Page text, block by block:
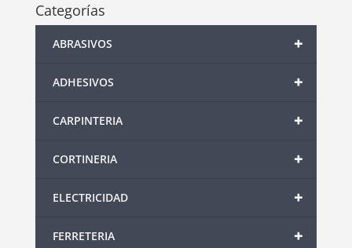
Categorías
+
ABRASIVOS
+
ADHESIVOS
+
CARPINTERIA
+
CORTINERIA
+
ELECTRICIDAD
+
FERRETERIA